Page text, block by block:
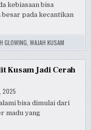
kebiasaan bisa
pada kecantikan
GLOWING ,WAJAH KUSAM
Kusam Jadi Cerah
2025
bisa dimulai dari
madu yang